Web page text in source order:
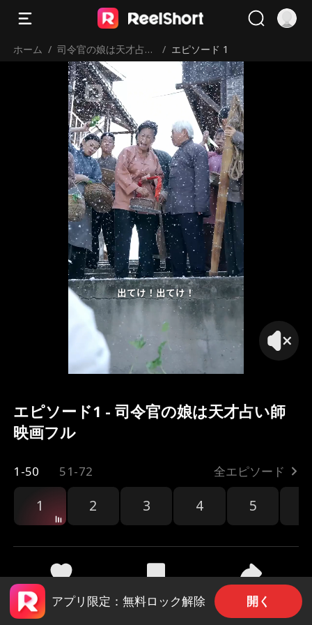
ホーム / 司令官の娘は天才占い
/ エピソード 1
出てけ！出てけ！
エピソード1 - 司令官の娘は天才占い師
映画フル
1-50 51-72 全エピソード
1 2 3 4 5
357 4.4k 共有
アプリ限定：無料ロック解除 開く